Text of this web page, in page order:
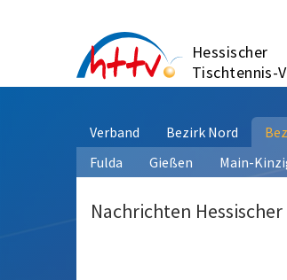
Hessischer
Tischtennis-
Verband Bezirk Nord
Fulda
Gießen Main-
Nachrichten